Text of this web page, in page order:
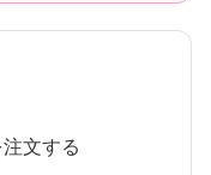
文する